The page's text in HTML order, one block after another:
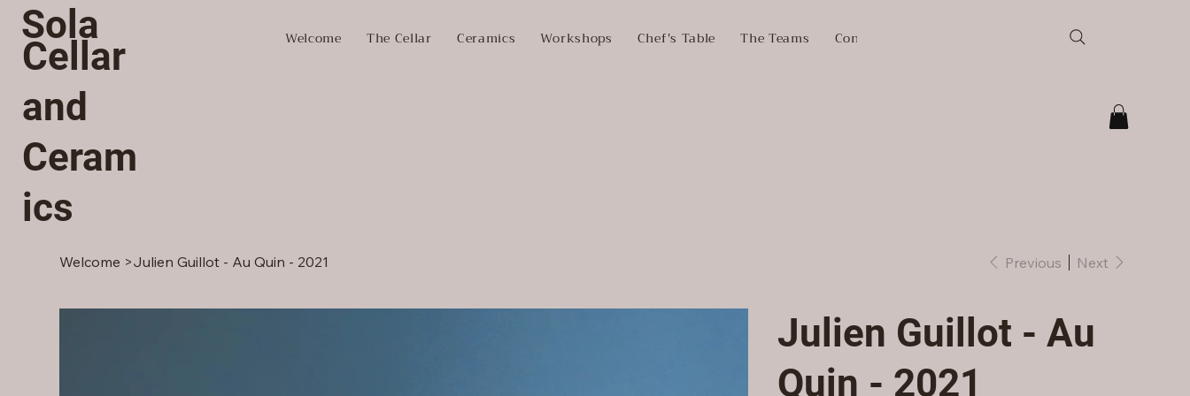
Cellar
and
Ceram
ics
Sola Welcome The Cellar Ceramics Workshops Chef's Table The Teams Contacts
Welcome >Julien Guillot - Au Quin - 2021 Previous Next
Julien Guillot - Au
Quin - 2021